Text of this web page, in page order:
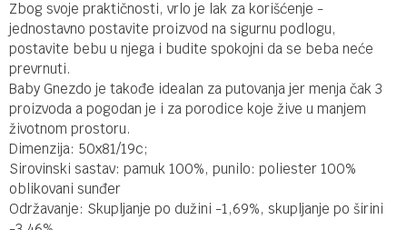
Zbog svoje praktičnosti, vrlo je lak za korišćenje -
jednostavno postavite proizvod na sigurnu podlogu,
postavite bebu u njega i budite spokojni da se beba neće
prevrnuti.
Baby Gnezdo je takođe idealan za putovanja jer menja čak 3
proizvoda a pogodan je i za porodice koje žive u manjem
životnom prostoru.
Dimenzija: 50x81/19c;
Sirovinski sastav: pamuk 100%, punilo: poliester 100%
oblikovani sunđer
Održavanje: Skupljanje po dužini -1,69%, skupljanje po širini